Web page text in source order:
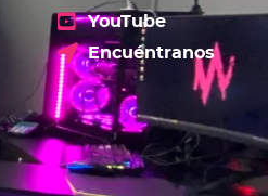
YouTube
Encuéntranos